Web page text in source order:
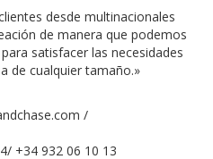
desde multinacionales
de manera que podemos
satisfacer las necesidades
de cualquier tamaño.»
/
+34 932 06 10 13